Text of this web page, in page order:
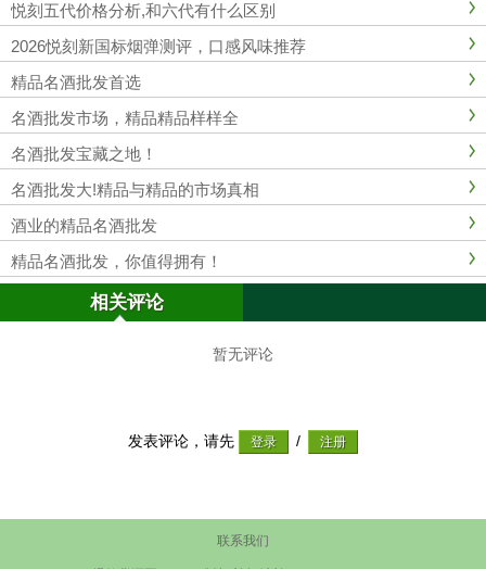
悦刻五代价格分析,和六代有什么区别
2026悦刻新国标烟弹测评，口感风味推荐
精品名酒批发首选
名酒批发市场，精品精品样样全
名酒批发宝藏之地！
名酒批发大!精品与精品的市场真相
酒业的精品名酒批发
精品名酒批发，你值得拥有！
相关评论
暂无评论
发表评论，请先 /
联系我们